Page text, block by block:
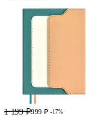
1 199 ₽999 ₽ -17%